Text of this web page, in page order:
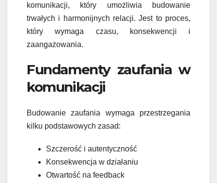
komunikacji, który umożliwia budowanie
trwałych i harmonijnych relacji. Jest to proces,
który wymaga czasu, konsekwencji i
zaangażowania.
Fundamenty zaufania w
komunikacji
Budowanie zaufania wymaga przestrzegania
kilku podstawowych zasad:
Szczerość i autentyczność
Konsekwencja w działaniu
Otwartość na feedback